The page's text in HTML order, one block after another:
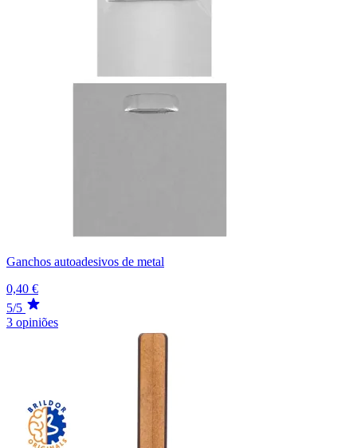
Ganchos autoadesivos de metal
0,40 €
5/5
3 opiniões